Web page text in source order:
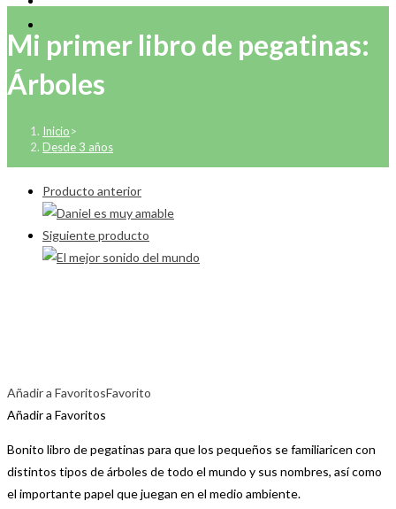
Mi primer libro de pegatinas:
Árboles
Inicio>
Desde 3 años
Producto anterior
Siguiente producto
Añadir a FavoritosFavorito
Añadir a Favoritos
Bonito libro de pegatinas para que los pequeños se familiaricen con
distintos tipos de árboles de todo el mundo y sus nombres, así como
el importante papel que juegan en el medio ambiente.